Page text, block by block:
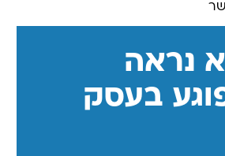
נראה
בעסק